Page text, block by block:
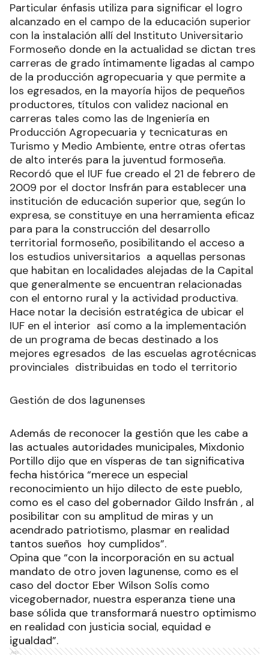
Particular énfasis utiliza para significar el logro
alcanzado en el campo de la educación superior
con la instalación allí del Instituto Universitario
Formoseño donde en la actualidad se dictan tres
carreras de grado íntimamente ligadas al campo
de la producción agropecuaria y que permite a
los egresados, en la mayoría hijos de pequeños
productores, títulos con validez nacional en
carreras tales como las de Ingeniería en
Producción Agropecuaria y tecnicaturas en
Turismo y Medio Ambiente, entre otras ofertas
de alto interés para la juventud formoseña.
Recordó que el IUF fue creado el 21 de febrero de
2009 por el doctor Insfrán para establecer una
institución de educación superior que, según lo
expresa, se constituye en una herramienta eficaz
para para la construcción del desarrollo
territorial formoseño, posibilitando el acceso a
los estudios universitarios a aquellas personas
que habitan en localidades alejadas de la Capital
que generalmente se encuentran relacionadas
con el entorno rural y la actividad productiva.
Hace notar la decisión estratégica de ubicar el
IUF en el interior así como a la implementación
de un programa de becas destinado a los
mejores egresados de las escuelas agrotécnicas
provinciales distribuidas en todo el territorio
Gestión de dos lagunenses
Además de reconocer la gestión que les cabe a
las actuales autoridades municipales, Mixdonio
Portillo dijo que en vísperas de tan significativa
fecha histórica “merece un especial
reconocimiento un hijo dilecto de este pueblo,
como es el caso del gobernador Gildo Insfrán , al
posibilitar con su amplitud de miras y un
acendrado patriotismo, plasmar en realidad
tantos sueños hoy cumplidos”.
Opina que “con la incorporación en su actual
mandato de otro joven lagunense, como es el
caso del doctor Eber Wilson Solís como
vicegobernador, nuestra esperanza tiene una
base sólida que transformará nuestro optimismo
en realidad con justicia social, equidad e
igualdad”.
Ads